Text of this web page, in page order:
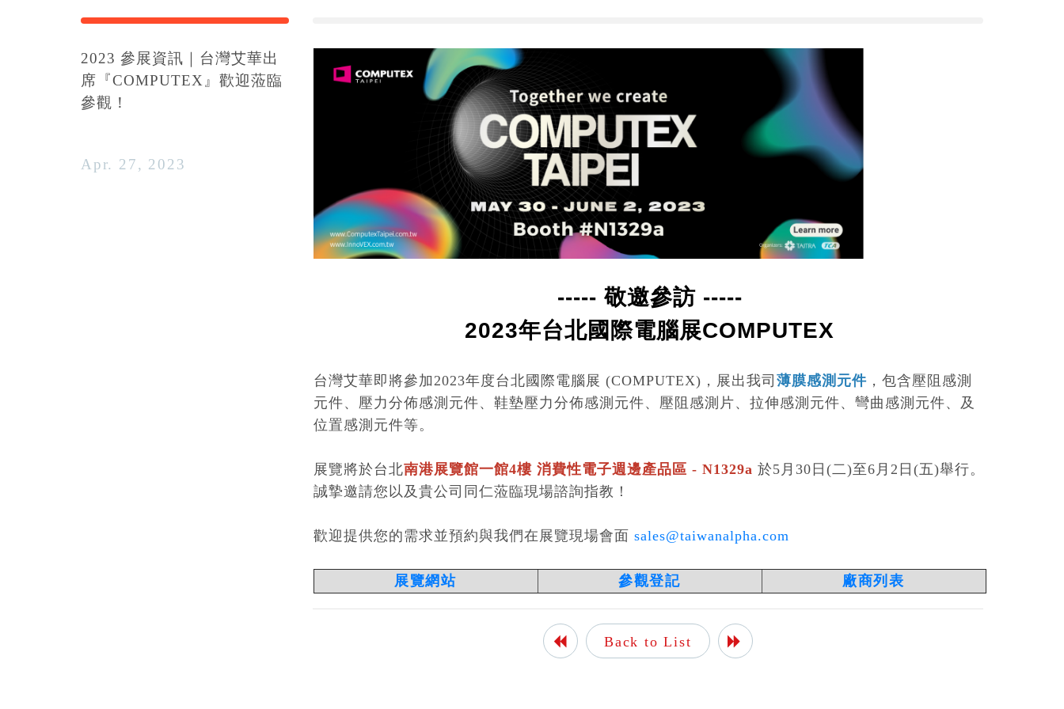
2023 參展資訊｜台灣艾華出
席『COMPUTEX』歡迎蒞臨
參觀！
Apr. 27, 2023
----- 敬邀參訪 -----
2023年台北國際電腦展COMPUTEX
台灣艾華即將參加2023年度台北國際電腦展 (COMPUTEX)，展出我司 薄膜感測元件，包含壓阻感測
元件、壓力分佈感測元件、鞋墊壓力分佈感測元件、壓阻感測片、拉伸感測元件、彎曲感測元件、及
位置感測元件等。
展覽將於台北南港展覽館一館4樓 消費性電子週邊產品區 - N1329a 於5月30日(二)至6月2日(五)舉行。
誠摯邀請您以及貴公司同仁蒞臨現場諮詢指教！
歡迎提供您的需求並預約與我們在展覽現場會面 sales@taiwanalpha.com
展覽網站 參觀登記 廠商列表
Back to List